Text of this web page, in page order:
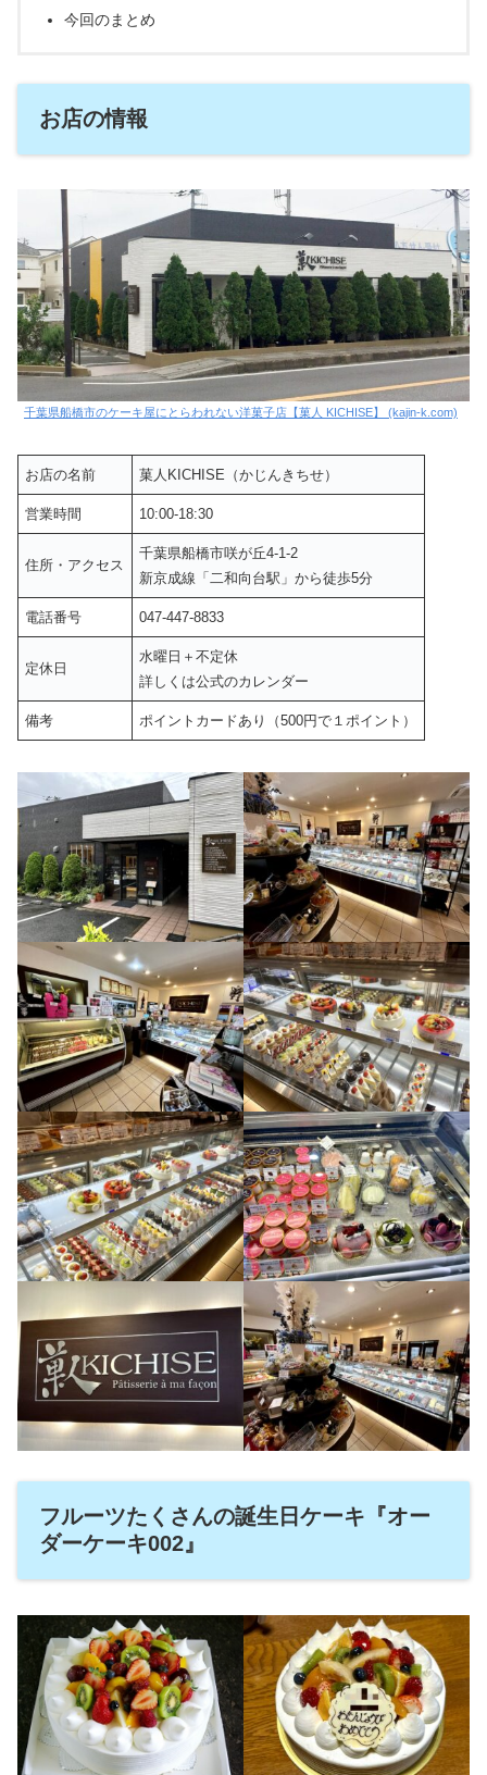
今回のまとめ
お店の情報
千葉県船橋市のケーキ屋にとらわれない洋菓子店【菓人 KICHISE】 (kajin-k.com)
お店の名前 菓人KICHISE（かじんきちせ）
営業時間 10:00-18:30
住所・アクセス
千葉県船橋市咲が丘4-1-2
新京成線「二和向台駅」から徒歩5分
電話番号 047-447-8833
定休日
水曜日＋不定休
詳しくは公式のカレンダー
備考 ポイントカードあり（500円で１ポイント）
フルーツたくさんの誕生日ケーキ『オー
ダーケーキ002』